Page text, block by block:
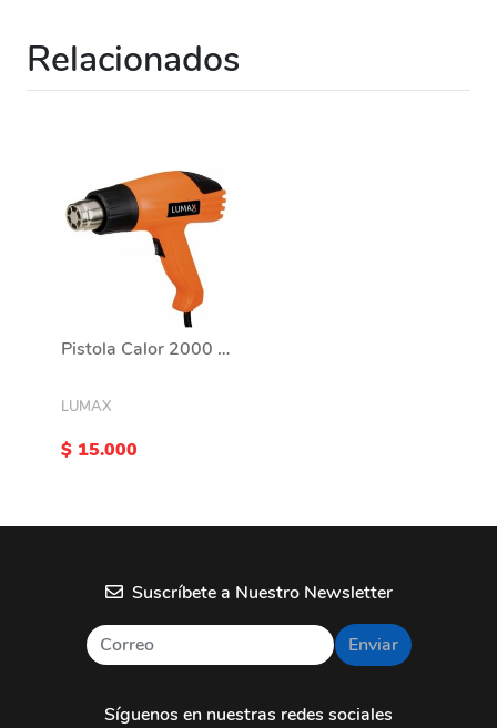
Relacionados
Pistola Calor 2000 watts
LUMAX
$ 15.000
Suscríbete a Nuestro Newsletter
Enviar
Síguenos en nuestras redes sociales